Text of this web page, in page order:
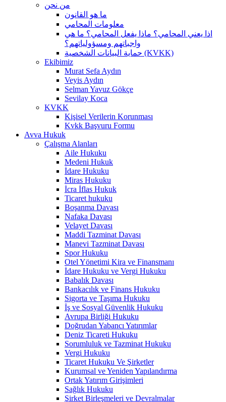
من نحن
ما هو القانون
معلومات المحامي
اذا يعني المحامي؟ ماذا يفعل المحامي؟ ما هي
واجباتهم ومسؤولياتهم؟
حماية البيانات الشخصية (KVKK)
Ekibimiz
Murat Sefa Aydın
Veyis Aydın
Selman Yavuz Gökçe
Sevilay Koca
KVKK
Kişisel Verilerin Korunması
Kvkk Başvuru Formu
Avva Hukuk
Çalışma Alanları
Aile Hukuku
Medeni Hukuk
İdare Hukuku
Miras Hukuku
İcra İflas Hukuk
Ticaret hukuku
Boşanma Davası
Nafaka Davası
Velayet Davası
Maddi Tazminat Davası
Manevi Tazminat Davası
Spor Hukuku
Otel Yönetimi Kira ve Finansmanı
İdare Hukuku ve Vergi Hukuku
Babalık Davası
Bankacılık ve Finans Hukuku
Sigorta ve Taşıma Hukuku
İş ve Sosyal Güvenlik Hukuku
Avrupa Birliği Hukuku
Doğrudan Yabancı Yatırımlar
Deniz Ticareti Hukuku
Sorumluluk ve Tazminat Hukuku
Vergi Hukuku
Ticaret Hukuku Ve Şirketler
Kurumsal ve Yeniden Yapılandırma
Ortak Yatırım Girişimleri
Sağlık Hukuku
Şirket Birleşmeleri ve Devralmalar